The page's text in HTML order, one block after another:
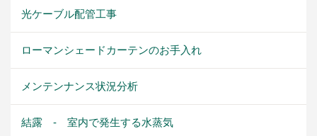
光ケーブル配管工事
ローマンシェードカーテンのお手入れ
メンテンナンス状況分析
結露 - 室内で発生する水蒸気